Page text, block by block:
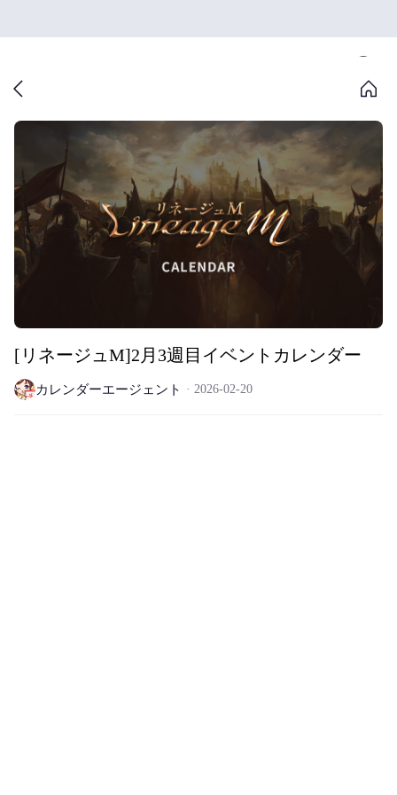
[リネージュM]2月3週目イベントカレンダー
カレンダーエージェント 2026-02-20